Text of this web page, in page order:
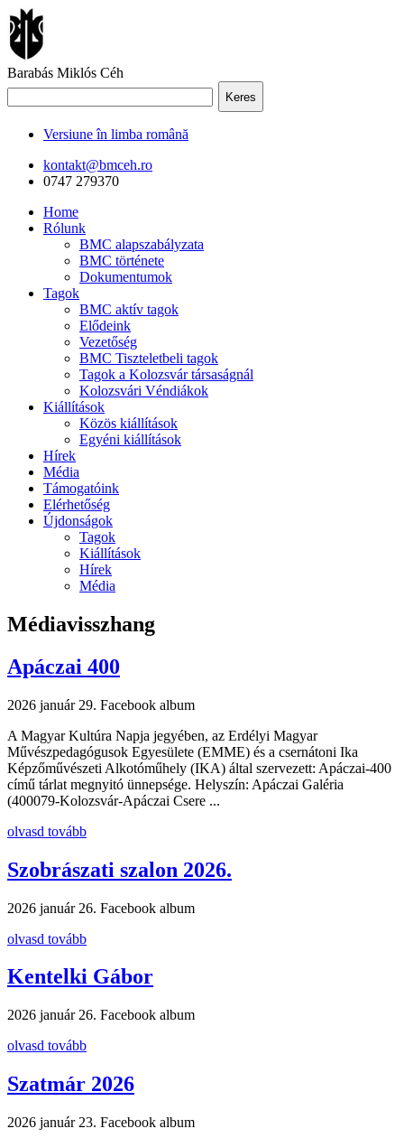
Barabás Miklós Céh
Keres
Versiune în limba română
kontakt@bmceh.ro
0747 279370
Home
Rólunk
BMC alapszabályzata
BMC története
Dokumentumok
Tagok
BMC aktív tagok
Elődeink
Vezetőség
BMC Tiszteletbeli tagok
Tagok a Kolozsvár társaságnál
Kolozsvári Véndiákok
Kiállítások
Közös kiállítások
Egyéni kiállítások
Hírek
Média
Támogatóink
Elérhetőség
Újdonságok
Tagok
Kiállítások
Hírek
Média
Médiavisszhang
Apáczai 400
2026 január 29. Facebook album
A Magyar Kultúra Napja jegyében, az Erdélyi Magyar
Művészpedagógusok Egyesülete (EMME) és a csernátoni Ika
Képzőművészeti Alkotóműhely (IKA) által szervezett: Apáczai-400
című tárlat megnyitó ünnepsége. Helyszín: Apáczai Galéria
(400079-Kolozsvár-Apáczai Csere ...
olvasd tovább
Szobrászati szalon 2026.
2026 január 26. Facebook album
olvasd tovább
Kentelki Gábor
2026 január 26. Facebook album
olvasd tovább
Szatmár 2026
2026 január 23. Facebook album